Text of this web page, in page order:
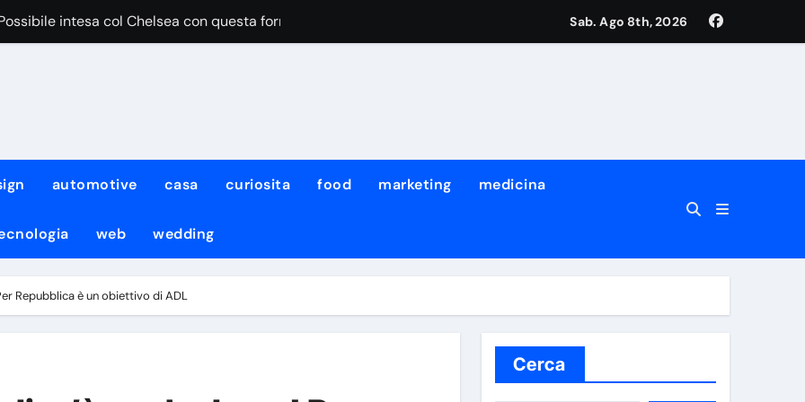
intesa col Chelsea con questa formula”
pensa al cambio modulo per lui
di Meta ha attaccato i sistemi di un’altra azienda: non è la prima volta che succede
non sarà solo team manager, i dettagli
fermato dal diluvio, lavoro atletico con KDB e Neres!
il Napoli non ci sarà il neo-acquisto Meichtry
Sab. Ago 8th, 2026
automotive casa curiosita food marketing medicina
web wedding
Repubblica è un obiettivo di ADL
Cerca